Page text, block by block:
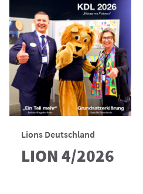
Lions Deutschland
LION 4/2026